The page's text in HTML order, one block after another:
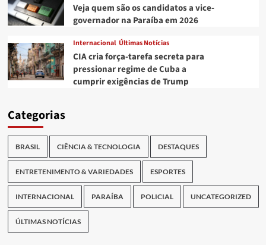
Veja quem são os candidatos a vice-
governador na Paraíba em 2026
Internacional Últimas Notícias
CIA cria força-tarefa secreta para
pressionar regime de Cuba a
cumprir exigências de Trump
Categorias
BRASIL CIÊNCIA & TECNOLOGIA DESTAQUES
ENTRETENIMENTO & VARIEDADES ESPORTES
INTERNACIONAL PARAÍBA POLICIAL UNCATEGORIZED
ÚLTIMAS NOTÍCIAS